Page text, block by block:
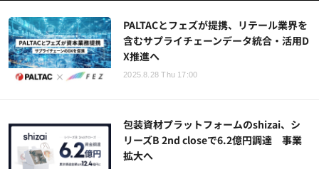
PALTACとフェズが提携、リテール業界を
含むサプライチェーンデータ統合・活用D
X推進へ
2025.8.28 Thu 17:00
包装資材プラットフォームのshizai、シ
リーズB 2nd closeで6.2億円調達 事業
拡大へ